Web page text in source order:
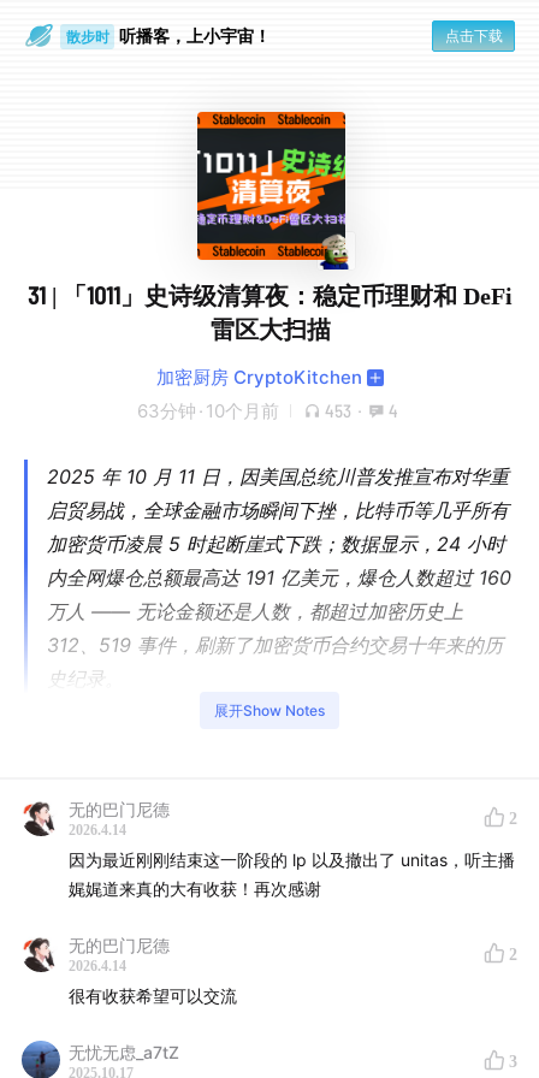
散步时 听播客，上小宇宙！ 点击下载
31 | 「1011」史诗级清算夜：稳定币理财和 DeFi
雷区大扫描
加密厨房 CryptoKitchen
63分钟 · 10个月前 453 · 4
2025 年 10 月 11 日，因美国总统川普发推宣布对华重
启贸易战，全球金融市场瞬间下挫，比特币等几乎所有
加密货币凌晨 5 时起断崖式下跌；数据显示，24 小时
内全网爆仓总额最高达 191 亿美元，爆仓人数超过 160
万人 —— 无论金额还是人数，都超过加密历史上
312、519 事件，刷新了加密货币合约交易十年来的历
史纪录。
本期节目为《加密厨房》与《 Mastering Stablecoin》
串台节目。
展开Show Notes
无的巴门尼德
2026.4.14
2
因为最近刚刚结束这一阶段的 lp 以及撤出了 unitas，听主播
娓娓道来真的大有收获！再次感谢
无的巴门尼德
2026.4.14
2
很有收获希望可以交流
无忧无虑_a7tZ
2025.10.17
3